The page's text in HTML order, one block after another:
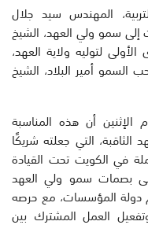
رفع وزير التربية، المهندس سيد جلال
إلى سمو ولي العهد، الشيخ
لتوليه ولاية العهد،
السمو أمير البلاد، الشيخ
أن هذه المناسبة
التي جعلته شريكًا
في الكويت تحت القيادة
بصمات سمو ولي العهد
دولة المؤسسات، مع حرصه
العمل المشترك بين